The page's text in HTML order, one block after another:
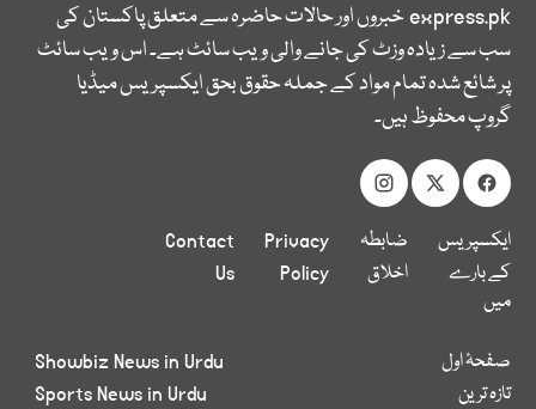
express.pkخبروں اور حالات حاضرہ سے متعلق پاکستان کی
سب سے زیادہ وزٹ کی جانے والی ویب سائٹ ہے۔ اس ویب سائٹ
پر شائع شدہ تمام مواد کے جملہ حقوق بحق ایکسپریس میڈیا
گروپ محفوظ ہیں۔
ایکسپریس
کے بارے
میں
ضابطہ
اخلاق
Privacy
Policy
Contact
Us
صفحۂ اول
تازہ ترین
Showbiz News in Urdu
Sports News in Urdu